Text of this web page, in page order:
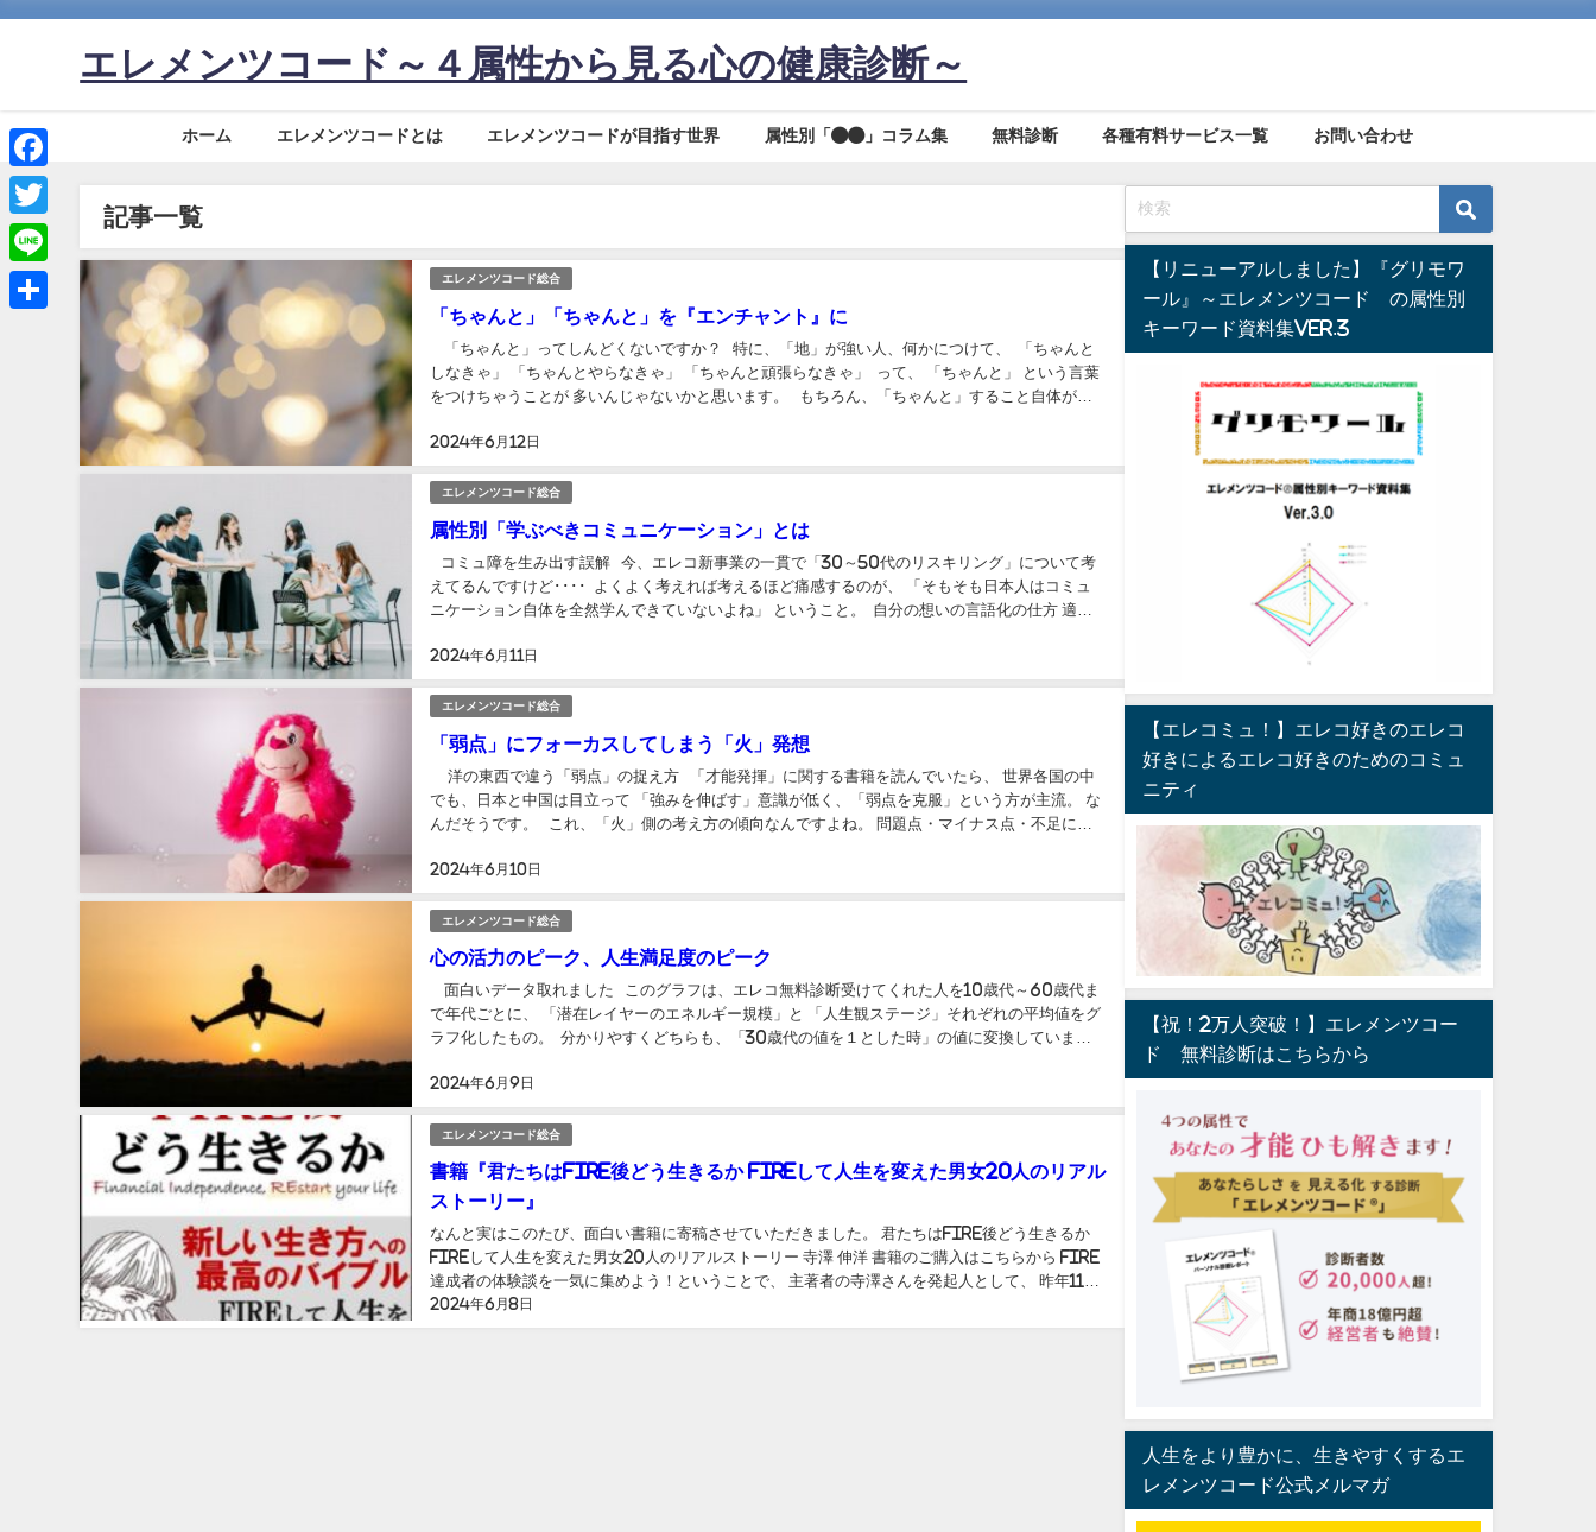
エレメンツコード～４属性から見る心の健康診断～
ホーム エレメンツコードとは エレメンツコードが目指す世界 属性別「●●」コラム集 無料診断 各種有料サービス一覧 お問い合わせ
記事一覧
エレメンツコード総合
「ちゃんと」「ちゃんと」を『エンチャント』に
2024年6月12日
「ちゃんと」ってしんどくないですか？ ㅤ 特に、「地」が強い人、何かにつけて、 ㅤ 「ちゃんと
しなきゃ」 「ちゃんとやらなきゃ」 「ちゃんと頑張らなきゃ」 ㅤ って、 「ちゃんと」 という言葉
をつけちゃうことが 多いんじゃないかと思います。 ㅤ ㅤ もちろん、「ちゃんと」すること自体が悪
エレメンツコード総合
属性別「学ぶべきコミュニケーション」とは
2024年6月11日
コミュ障を生み出す誤解 ㅤ 今、エレコ新事業の一貫で「30～50代のリスキリング」について考
えてるんですけど････ ㅤ よくよく考えれば考えるほど痛感するのが、 「そもそも日本人はコミュ
ニケーション自体を全然学んできていないよね」 ということ。 ㅤ 自分の想いの言語化の仕方 適切
エレメンツコード総合
「弱点」にフォーカスしてしまう「火」発想
2024年6月10日
洋の東西で違う「弱点」の捉え方 ㅤ 「才能発揮」に関する書籍を読んでいたら、 世界各国の中
でも、日本と中国は目立って 「強みを伸ばす」意識が低く、「弱点を克服」という方が主流。 な
んだそうです。 ㅤ ㅤ これ、「火」側の考え方の傾向なんですよね。 問題点・マイナス点・不足に対
エレメンツコード総合
心の活力のピーク、人生満足度のピーク
2024年6月9日
面白いデータ取れました ㅤ このグラフは、エレコ無料診断受けてくれた人を10歳代～60歳代ま
で年代ごとに、 「潜在レイヤーのエネルギー規模」と 「人生観ステージ」それぞれの平均値をグ
ラフ化したもの。 ㅤ 分かりやすくどちらも、「30歳代の値を１とした時」の値に変換していま
エレメンツコード総合
書籍『君たちはFIRE後どう生きるか FIREして人生を変えた男女20人のリアル
ストーリー』
2024年6月8日
なんと実はこのたび、面白い書籍に寄稿させていただきました。 君たちはFIRE後どう生きるか
FIREして人生を変えた男女20人のリアルストーリー 寺澤 伸洋 書籍のご購入はこちらから FIRE
達成者の体験談を一気に集めよう！ということで、 主著者の寺澤さんを発起人として、 昨年11月
から始まったのが「FIRE達成者 共...
【リニューアルしました】『グリモワ
ール』～エレメンツコード®の属性別
キーワード資料集Ver.3
【エレコミュ！】エレコ好きのエレコ
好きによるエレコ好きのためのコミュ
ニティ
【祝！2万人突破！】エレメンツコー
ド®︎無料診断はこちらから
人生をより豊かに、生きやすくするエ
レメンツコード公式メルマガ
Facebook
Twitter
Line